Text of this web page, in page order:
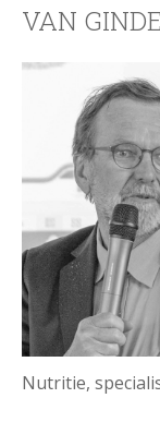
VAN
Nutritie,